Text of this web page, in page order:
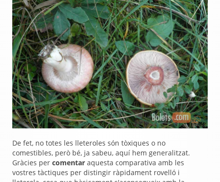
De fet, no totes les lleteroles són tòxiques o no
comestibles, però bé, ja sabeu, aquí hem generalitzat.
Gràcies per comentar aquesta comparativa amb les
vostres tàctiques per distingir ràpidament rovelló i